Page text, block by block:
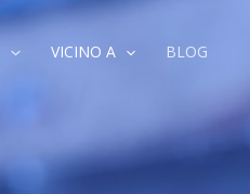
VICINO A BLOG